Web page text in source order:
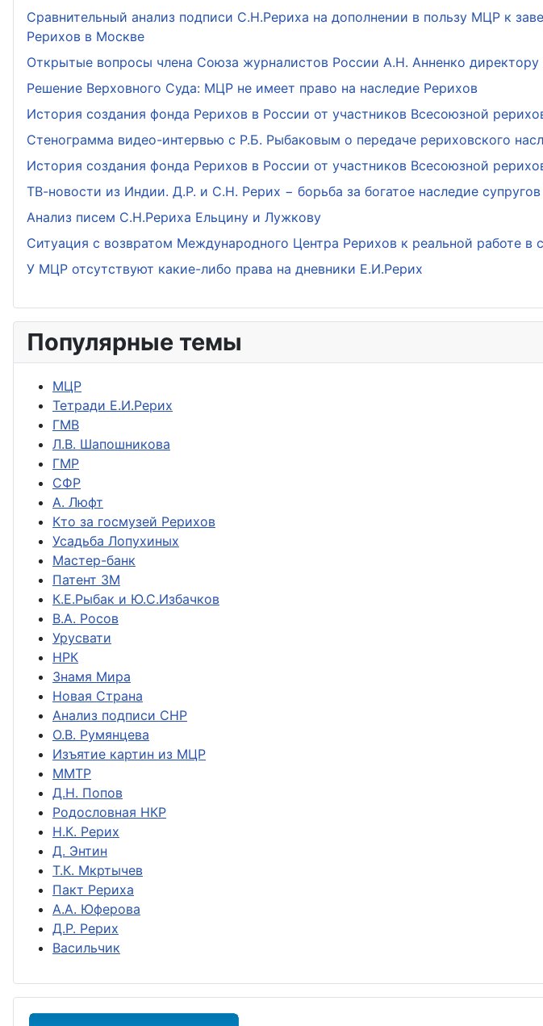
Сравнительный анализ подписи С.Н.Рериха на дополнении в пользу МЦР к
Рерихов в Москве
Открытые вопросы члена Союза журналистов России А.Н. Анненко
Решение Верховного Суда: МЦР не имеет право на наследие Рерихов
История создания фонда Рерихов в России от участников Всесоюзной
Стенограмма видео-интервью с Р.Б. Рыбаковым о передаче рериховского
История создания фонда Рерихов в России от участников Всесоюзной
ТВ-новости из Индии. Д.Р. и С.Н. Рерих − борьба за богатое наследие
Анализ писем С.Н.Рериха Ельцину и Лужкову
Ситуация с возвратом Международного Центра Рерихов к реальной работе в
У МЦР отсутствуют какие-либо права на дневники Е.И.Рерих
Популярные темы
МЦР
Тетради Е.И.Рерих
ГМВ
Л.В. Шапошникова
ГМР
СФР
А. Люфт
Кто за госмузей Рерихов
Усадьба Лопухиных
Мастер-банк
Патент ЗМ
К.Е.Рыбак и Ю.С.Избачков
В.А. Росов
Урусвати
НРК
Знамя Мира
Новая Страна
Анализ подписи СНР
О.В. Румянцева
Изъятие картин из МЦР
ММТР
Д.Н. Попов
Родословная НКР
Н.К. Рерих
Д. Энтин
Т.К. Мкртычев
Пакт Рериха
А.А. Юферова
Д.Р. Рерих
Васильчик